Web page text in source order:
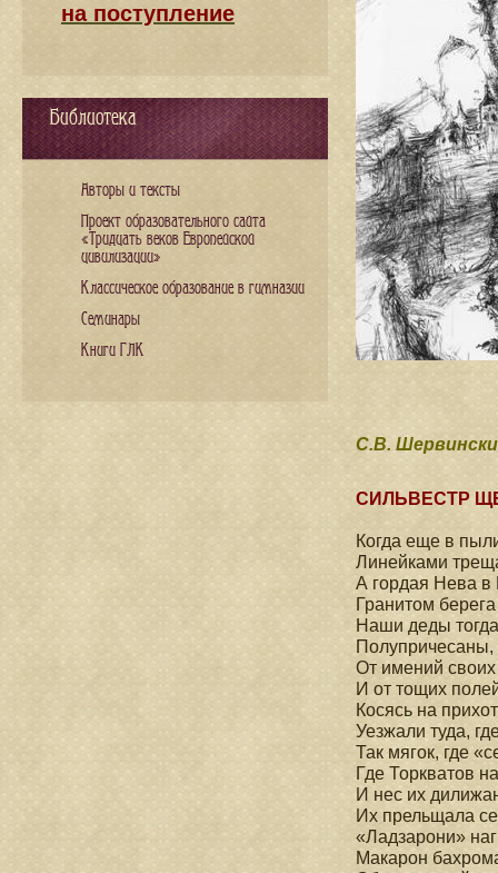
С.В.
СИЛЬВЕСТР
Когда еще в
Линейками
А гордая Нева в
Гранитом
Наши деды
Полупричесаны,
От имений
И от тощих
Косясь на
Уезжали туда,
Так мягок, где
Где Торкватов
И нес их
Их прельщала
«Ладзарони»
Макарон
на поступление
Библиотека
Авторы и тексты
Проект образовательного сайта
«Тридцать веков Европейской
цивилизации»
Классическое образование в гимназии
Семинары
Книги ГЛК